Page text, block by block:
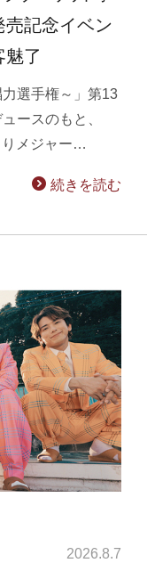
売記念イベン
了
選手権～」第13
ースのもと、
りメジャー…
続きを読む
2026.8.7